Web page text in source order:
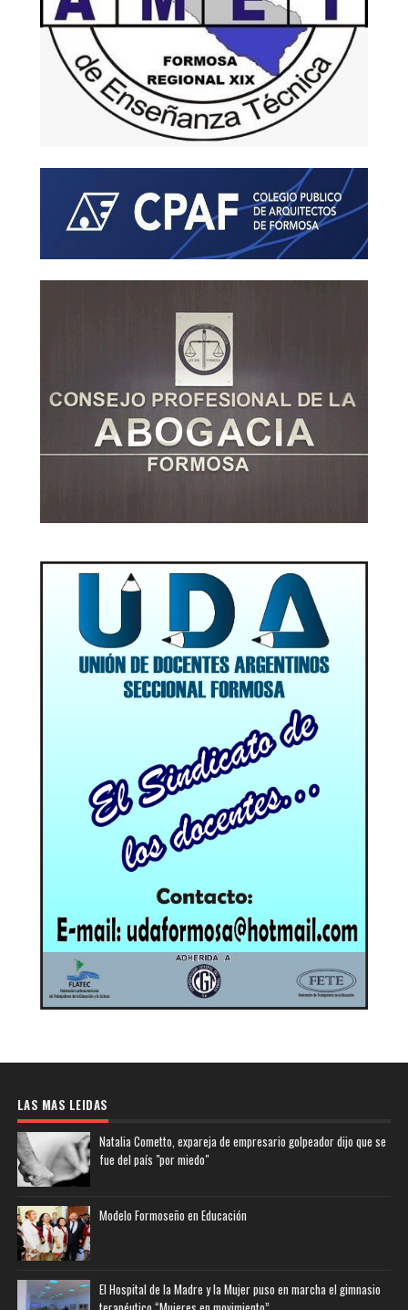
LAS MAS LEIDAS
Natalia Cometto, expareja de empresario golpeador dijo que se
fue del país "por miedo"
Modelo Formoseño en Educación
El Hospital de la Madre y la Mujer puso en marcha el gimnasio